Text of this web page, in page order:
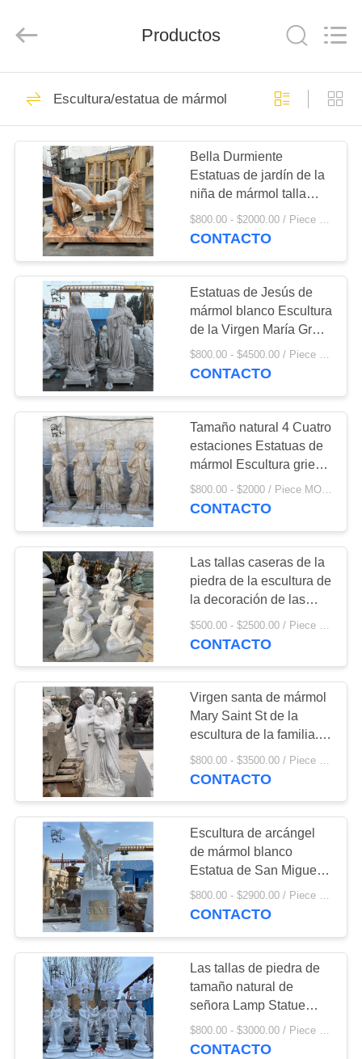
HOGAR
PRODUCTOS
SOBRE
NOSOTROS
VIAJE
FÁBRICA
CONTROL
DE
CALIDAD
MAPA
DEL
SITIO
PRIVACY
POLICY
Rights
by
Escultura/estatua de
mármol
111
Escultura de
bronce/estatua
124
Escultura del acero
inoxidable
55
Escultura animal de
mármol
19
Escultura animal de
bronce
Fuente de agua de
mármol
32
Productos
Escultura/estatua de mármol
Bella Durmiente
Estatuas de jardín de la
niña de mármol talla
natural Estatuas de
piedra esculturas de
$800.00 - $2000.00 / Piece MOQ:1
CONTACTO
Estatuas de Jesús de
mármol blanco Escultura
de la Virgen María Gran
jardín Decoración de la
iglesia Religiosa
$800.00 - $4500.00 / Piece MOQ:1
CONTACTO
Tamaño natural 4 Cuatro
estaciones Estatuas de
mármol Escultura griega
antigua Esculturas de
piedra Esculturas de
$800.00 - $2000 / Piece MOQ:1
CONTACTO
Las tallas caseras de la
piedra de la escultura de
la decoración de las
estatuas de mármol
blancas de Buda
de tamaño natural del
punto que se sientan
CONTACTO
Virgen santa de mármol
Mary Saint St de la
escultura de la familia.
Talla de la piedra de
Joseph Statues Catholic
$800.00 - $3500.00 / Piece MOQ:1
CONTACTO
Escultura de arcángel
de mármol blanco
Estatua de San Miguel
de piedra natural
Escultura religiosa
$800.00 - $2900.00 / Piece MOQ:1
CONTACTO
Las tallas de piedra de
tamaño natural de
señora Lamp Statue
Outdoor de la escultura
de la lámpara de mármol
$800.00 - $3000.00 / Piece MOQ:1
CONTACTO